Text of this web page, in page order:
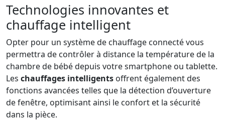
Technologies innovantes et
chauffage intelligent
Opter pour un système de chauffage connecté vous
permettra de contrôler à distance la température de la
chambre de bébé depuis votre smartphone ou tablette.
Les chauffages intelligents offrent également des
fonctions avancées telles que la détection d’ouverture
de fenêtre, optimisant ainsi le confort et la sécurité
dans la pièce.